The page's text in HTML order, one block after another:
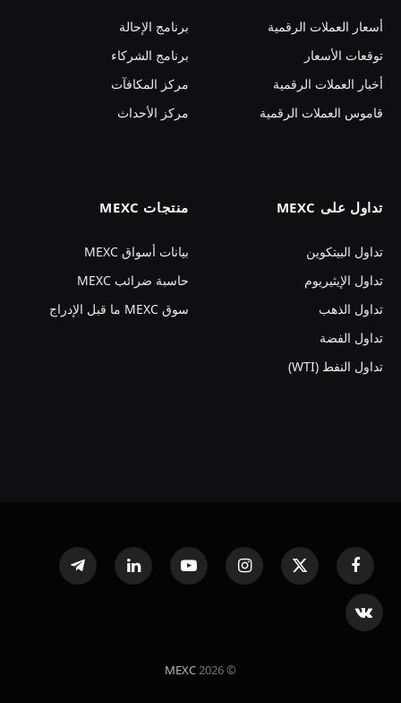
أسعار العملات الرقمية
توقعات الأسعار
أخبار العملات الرقمية
قاموس العملات الرقمية
برنامج الإحالة
برنامج الشركاء
مركز المكافآت
مركز الأحداث
تداول على MEXC
تداول البيتكوين
تداول الإيثيريوم
تداول الذهب
تداول الفضة
تداول النفط (WTI)
منتجات MEXC
بيانات أسواق MEXC
حاسبة ضرائب MEXC
سوق MEXC ما قبل الإدراج
فيسبوك
X
(Twitter)
الانستغرام يوتيوب لينكدإن تيلقرام
VKontakte
© 2026
MEXC